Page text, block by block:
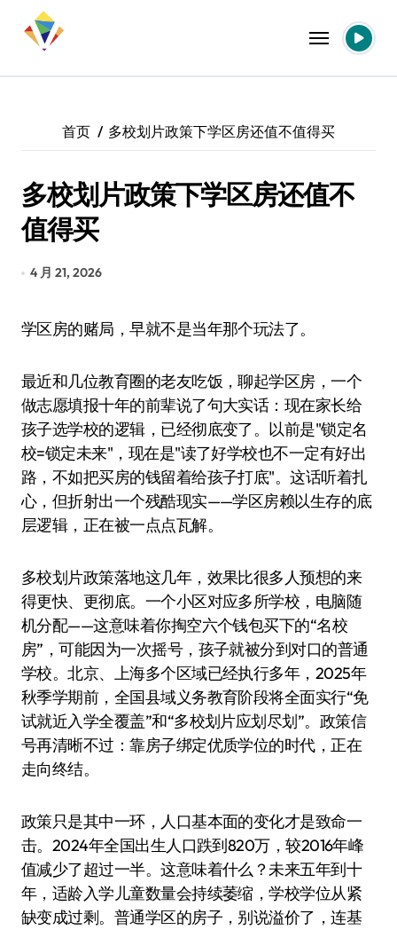
首页 多校划片政策下学区房还值不值得买
多校划片政策下学区房还值不
值得买
4 月 21, 2026
学区房的赌局，早就不是当年那个玩法了。
最近和几位教育圈的老友吃饭，聊起学区房，一个
做志愿填报十年的前辈说了句大实话：现在家长给
孩子选学校的逻辑，已经彻底变了。以前是"锁定名
校=锁定未来"，现在是"读了好学校也不一定有好出
路，不如把买房的钱留着给孩子打底"。这话听着扎
心，但折射出一个残酷现实——学区房赖以生存的底
层逻辑，正在被一点点瓦解。
多校划片政策落地这几年，效果比很多人预想的来
得更快、更彻底。一个小区对应多所学校，电脑随
机分配——这意味着你掏空六个钱包买下的“名校
房”，可能因为一次摇号，孩子就被分到对口的普通
学校。北京、上海多个区域已经执行多年，2025年
秋季学期前，全国县域义务教育阶段将全面实行“免
试就近入学全覆盖”和“多校划片应划尽划”。政策信
号再清晰不过：靠房子绑定优质学位的时代，正在
走向终结。
政策只是其中一环，人口基本面的变化才是致命一
击。2024年全国出生人口跌到820万，较2016年峰
值减少了超过一半。这意味着什么？未来五年到十
年，适龄入学儿童数量会持续萎缩，学校学位从紧
缺变成过剩。普通学区的房子，别说溢价了，连基